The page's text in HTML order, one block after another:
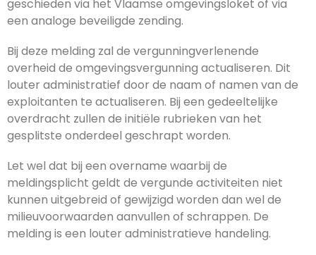
geschieden via het Vlaamse omgevingsloket of via
een analoge beveiligde zending.
Bij deze melding zal de vergunningverlenende
overheid de omgevingsvergunning actualiseren. Dit
louter administratief door de naam of namen van de
exploitanten te actualiseren. Bij een gedeeltelijke
overdracht zullen de initiële rubrieken van het
gesplitste onderdeel geschrapt worden.
Let wel dat bij een overname waarbij de
meldingsplicht geldt de vergunde activiteiten niet
kunnen uitgebreid of gewijzigd worden dan wel de
milieuvoorwaarden aanvullen of schrappen. De
melding is een louter administratieve handeling.